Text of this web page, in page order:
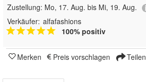
Zustellung: Mo, 17. Aug. bis Mi, 19. Aug.
Verkäufer: alfafashions
100% positiv
Merken Preis vorschlagen Teilen